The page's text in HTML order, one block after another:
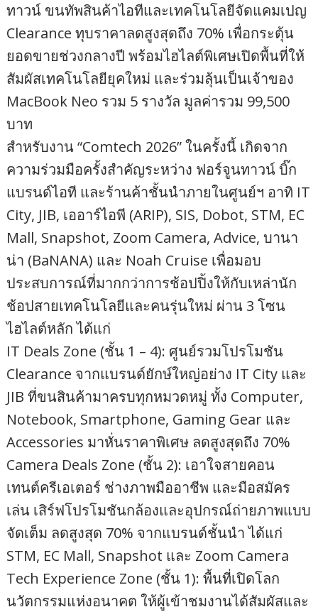
ทาวน์ ขนทัพสินค้าไอทีและเทคโนโลยีจัดแคมเปญ
Clearance ทุบราคาลดสูงสุดถึง 70% เพื่อกระตุ้น
ยอดขายช่วงกลางปี พร้อมไฮไลต์พิเศษเปิดพื้นที่ให้
สัมผัสเทคโนโลยียุคใหม่ และร่วมลุ้นเป็นเจ้าของ
MacBook Neo รวม 5 รางวัล มูลค่ารวม 99,500
บาท
สำหรับงาน “Comtech 2026” ในครั้งนี้ เกิดจาก
ความร่วมมือครั้งสำคัญระหว่าง ฟอร์จูนทาวน์ บิ๊ก
แบรนด์ไอที และร้านค้าชั้นนำภายในศูนย์ฯ อาทิ IT
City, JIB, เออาร์ไอพี (ARIP), SIS, Dobot, STM, EC
Mall, Snapshot, Zoom Camera, Advice, บานา
น่า (BaNANA) และ Noah Cruise เพื่อมอบ
ประสบการณ์ที่มากกว่าการช้อปปิ้งให้กับเหล่านัก
ช้อปสายเทคโนโลยีและคนรุ่นใหม่ ผ่าน 3 โซน
ไฮไลต์หลัก ได้แก่
IT Deals Zone (ชั้น 1 – 4): ศูนย์รวมโปรโมชัน
Clearance จากแบรนด์ยักษ์ใหญ่อย่าง IT City และ
JIB ที่ขนสินค้ามาครบทุกหมวดหมู่ ทั้ง Computer,
Notebook, Smartphone, Gaming Gear และ
Accessories มาหั่นราคาพิเศษ ลดสูงสุดถึง 70%
Camera Deals Zone (ชั้น 2): เอาใจสายคอน
เทนต์ครีเอเตอร์ ช่างภาพมืออาชีพ และมือสมัคร
เล่น เสิร์ฟโปรโมชันกล้องและอุปกรณ์ถ่ายภาพแบบ
จัดเต็ม ลดสูงสุด 70% จากแบรนด์ชั้นนำ ได้แก่
STM, EC Mall, Snapshot และ Zoom Camera
Tech Experience Zone (ชั้น 1): พื้นที่เปิดโลก
นวัตกรรมแห่งอนาคต ให้ผู้เข้าชมงานได้สัมผัสและ